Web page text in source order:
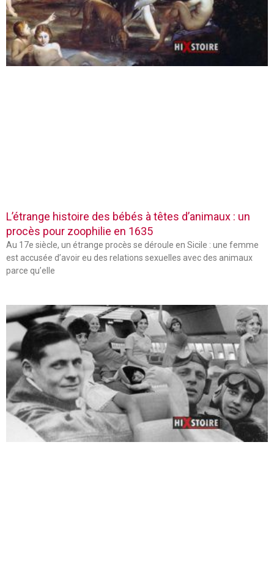
L’étrange histoire des bébés à têtes d’animaux : un
procès pour zoophilie en 1635
Au 17e siècle, un étrange procès se déroule en Sicile : une femme
est accusée d’avoir eu des relations sexuelles avec des animaux
parce qu’elle